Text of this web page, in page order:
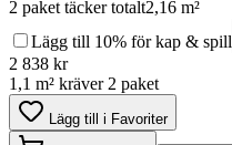
2 paket täcker totalt2,16 m²
Lägg till 10% för kap & spill
2 838 kr
1,1 m² kräver 2 paket
Lägg till i Favoriter